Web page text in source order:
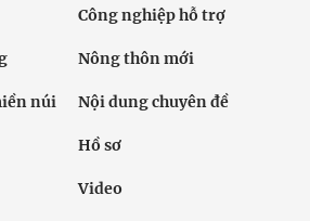
Công nghiệp hỗ trợ
Nông thôn mới
núi Nội dung chuyên đề
Hồ sơ
Video